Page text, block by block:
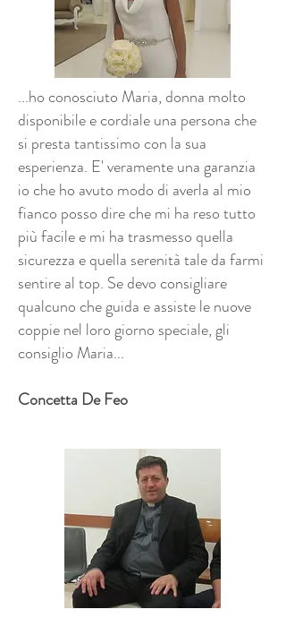
...ho conosciuto Maria, donna molto
disponibile e cordiale una persona che
si presta tantissimo con la sua
esperienza. E' veramente una garanzia
io che ho avuto modo di averla al mio
fianco posso dire che mi ha reso tutto
più facile e mi ha trasmesso quella
sicurezza e quella serenità tale da farmi
sentire al top. Se devo consigliare
qualcuno che guida e assiste le nuove
coppie nel loro giorno speciale, gli
consiglio Maria...
Concetta De Feo